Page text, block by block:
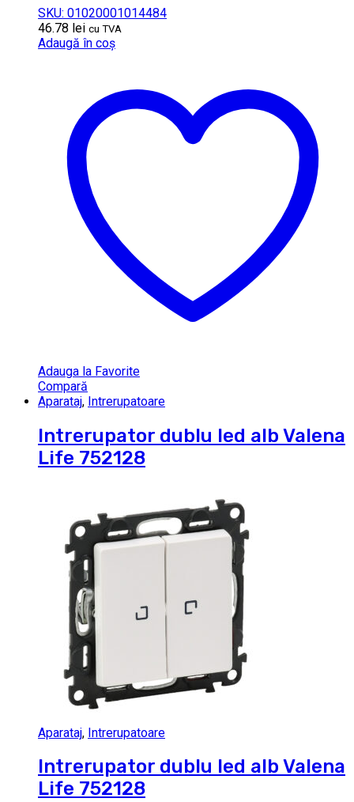
SKU: 01020001014484
46.78 lei cu TVA
Adaugă în coș
Adauga la Favorite
Compară
Aparataj, Intrerupatoare
Intrerupator dublu led alb Valena
Life 752128
Aparataj, Intrerupatoare
Intrerupator dublu led alb Valena
Life 752128